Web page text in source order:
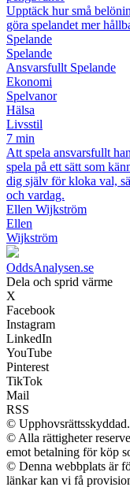
Upptäck hur små
göra spelandet mer
Spelande
Spelande
Ansvarsfullt Spelande
Ekonomi
Spelvanor
Hälsa
Livsstil
7 min
Att spela ansvarsfullt
spela på ett sätt som
dig själv för kloka val,
och vardag.
Ellen Wijkström
Ellen
Wijkström
OddsAnalysen.se
Dela och sprid värme
X
Facebook
Instagram
LinkedIn
YouTube
Pinterest
TikTok
Mail
RSS
© Upphovsrättsskyddad.
© Alla rättigheter
emot betalning för köp
© Denna webbplats är
länkar kan vi få